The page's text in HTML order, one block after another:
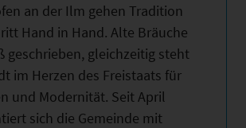
an der Ilm gehen Tradition
Hand in Hand. Alte Bräuche
geschrieben, gleichzeitig steht
im Herzen des Freistaats für
und Modernität. Seit April
sich die Gemeinde mit